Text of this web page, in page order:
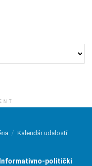
Kalendár udalostí
politički